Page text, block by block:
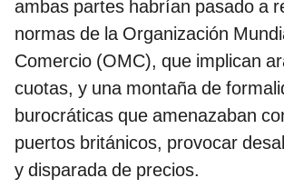
ambas partes habrían pasado a
normas de la Organización
Comercio (OMC), que implican
cuotas, y una montaña de
burocráticas que amenazaban
puertos británicos, provocar
y disparada de precios.